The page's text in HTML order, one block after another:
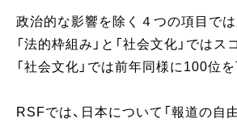
政治的な影響を除く４つの項目では
「法的枠組み」と「社会文化」ではス
「社会文化」では前年同様に100位を
RSFでは、日本について「報道の自